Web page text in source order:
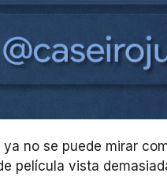
no se puede mirar
película vista